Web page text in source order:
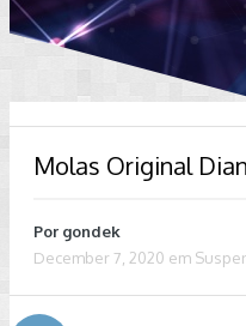
Molas Original
Por gondek
December 7, 2020 em